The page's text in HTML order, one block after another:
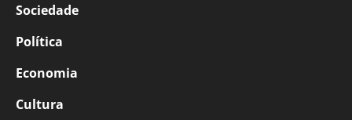
Sociedade
Política
Economia
Cultura